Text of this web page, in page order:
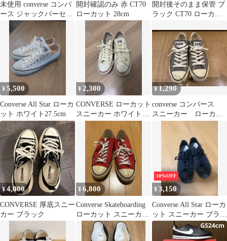
未使用 converse コンバ
ース ジャックパーセル
レザー 22cm 2点
開封確認のみ 赤 CT70
ローカット 28cm
開封後そのまま保管 ブ
ラック CT70 ローカッ
¥5,500
Converse All Star ローカ
ット ホワイト27.5cm
¥2,300
CONVERSE ローカット
スニーカー ホワイト
¥1,290
converse コンバース
スニーカー ローカッ
¥4,000
CONVERSE 厚底スニー
カー ブラック
¥6,800
Converse Skateboarding
ローカット スニーカー
レッド
10%OFF
¥3,150
Converse All Star ローカ
ット スニーカー ブラッ
ク